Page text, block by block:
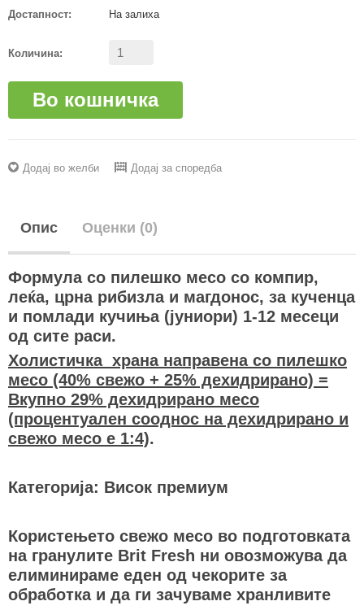
Достапност: На залиха
Количина:
Во кошничка
Додај во желби Додај за споредба
Опис Оценки (0)
Формула со пилешко месо со компир,
леќа, црна рибизла и магдонос, за кученца
и помлади кучиња (јуниори) 1-12 месеци
од сите раси.
Холистичка храна направена со пилешко
месо (40% свежо + 25% дехидрирано) =
Вкупно 29% дехидрирано месо
(процентуален сооднос на дехидрирано и
свежо месо е 1:4).
Категорија: Висок премиум
Користењето свежо месо во подготовката
на гранулите Brit Fresh ни овозможува да
елиминираме еден од чекорите за
обработка и да ги зачуваме хранливите